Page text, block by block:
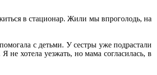
в стационар. Жили мы впроголодь, на
с детьми. У сестры уже подрастали
не хотела уезжать, но мама согласилась, в